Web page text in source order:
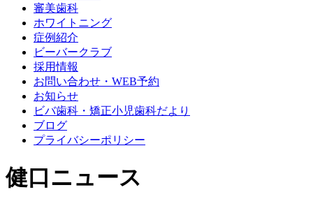
審美歯科
ホワイトニング
症例紹介
ビーバークラブ
採用情報
お問い合わせ・WEB予約
お知らせ
ビバ歯科・矯正小児歯科だより
ブログ
プライバシーポリシー
健口ニュース